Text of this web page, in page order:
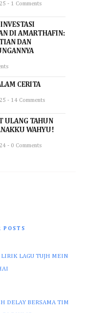
- 1 Comments
DI AMARTHAFIN:
DAN
CERITA
- 14 Comments
ULANG TAHUN
WAHYU!
- 0 Comments
POSTS
LAGU TUJH MEIN
DELAY BERSAMA TIM